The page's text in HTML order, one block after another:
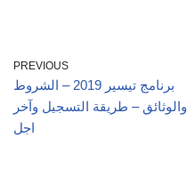
PREVIOUS
برنامج تيسير 2019 – الشروط
والوثائق – طريقة التسجيل وآخر
اجل